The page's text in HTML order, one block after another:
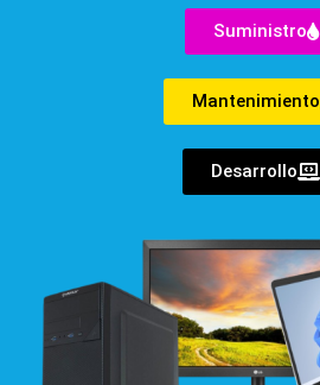
Suministro
Mantenimiento
Desarrollo